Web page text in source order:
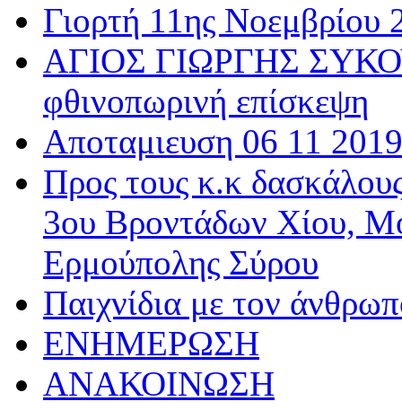
Γιορτή 11ης Νοεμβρίου
ΑΓΙΟΣ ΓΙΩΡΓΗΣ
φθινοπωρινή επίσκεψη
Αποταμιευση 06 11 2019
Προς τους κ.κ
3ου Βροντάδων Χίου,
Ερμούπολης Σύρου
Παιχνίδια με τον
ΕΝΗΜΕΡΩΣΗ
ΑΝΑΚΟΙΝΩΣΗ